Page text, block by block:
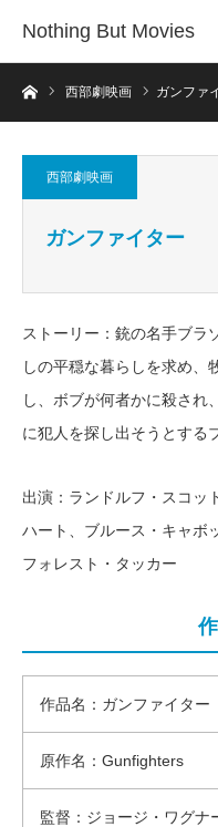
Nothing But Movies
ホーム西部劇映画 ガンファ
西部劇映画
ガンファイター
ストーリー：銃の名手ブラ
しの平穏な暮らしを求め、
し、ボブが何者かに殺され
に犯人を探し出そうとする
出演：ランドルフ・スコッ
ハート、ブルース・キャボ
フォレスト・タッカー
作品名：ガンファイター
原作名：Gunfighters
監督：ジョージ・ワグナ